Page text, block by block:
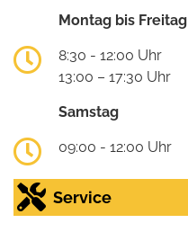
Montag bis Freitag
8:30 - 12:00 Uhr
13:00 – 17:30 Uhr
Samstag
09:00 - 12:00 Uhr
Service